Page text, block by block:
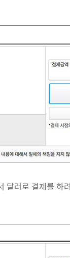
러로 결제를 하